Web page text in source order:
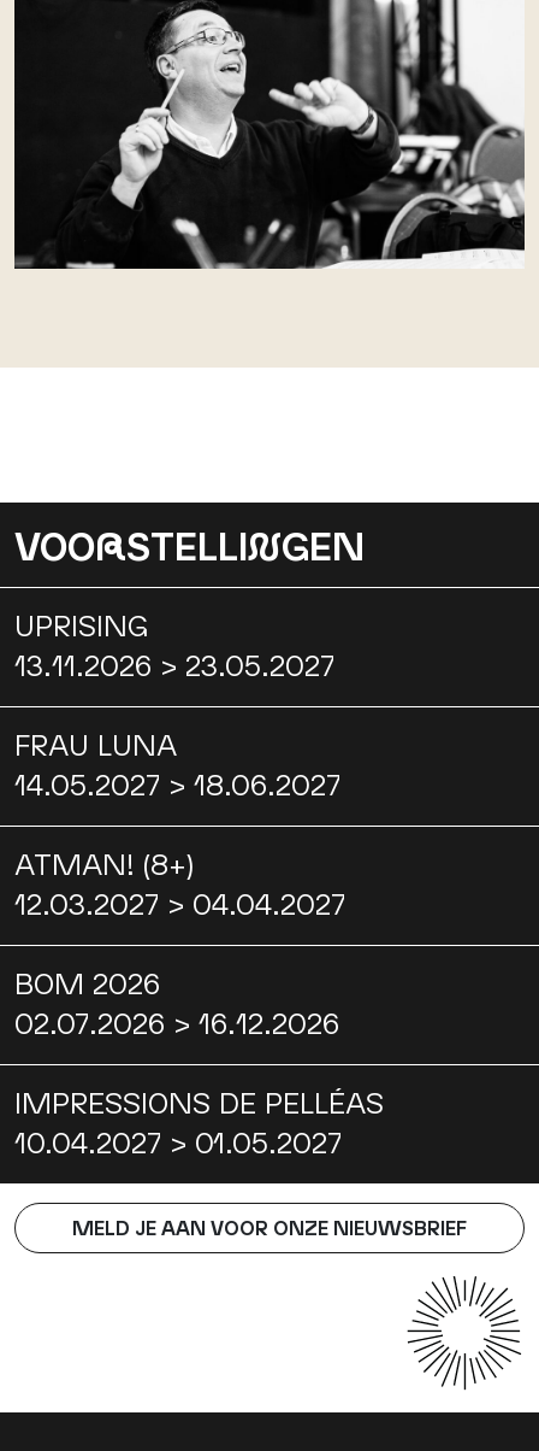
VOORSTELLINGEN
UPRISING
13.11.2026 > 23.05.2027
FRAU LUNA
14.05.2027 > 18.06.2027
ATMAN! (8+)
12.03.2027 > 04.04.2027
BOM 2026
02.07.2026 > 16.12.2026
IMPRESSIONS DE PELLÉAS
10.04.2027 > 01.05.2027
MELD JE AAN VOOR ONZE NIEUWSBRIEF